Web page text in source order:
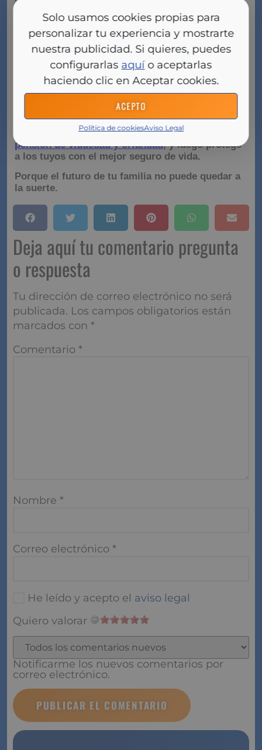
Solo usamos cookies propias para
personalizar tu experiencia y mostrarte
nuestra publicidad. Si quieres, puedes
configurarlas aquío aceptarlas
haciendo clic en Aceptar cookies.
ACEPTO
Política de cookiesAviso Legal
. Con una póliza adecuada, tu pareja podrá
recibir una cantidad suficiente para cubrir la
hipoteca, los estudios de los niños y mantener el
mismo nivel de vida.
Lo mejor es queun seguro de vida cuesta mucho
menos de lo que imaginasy puedes compararlo
¿Te imaginas perder a tu
familia por no haber pensado en esto a tiempo?
➡️No esperes más. Primero, calcula cuánto
recibirían si faltaras con lacalculadora de
pensión de viudedad y orfandad, y luego protege
a los tuyos con el mejor seguro de vida.
Porque el futuro de tu familia no puede quedar a
la suerte.
Deja aquí tu comentario pregunta
o respuesta
Tu dirección de correo electrónico no será
publicada. Los campos obligatorios están
marcados con *
Comentario *
Nombre *
Correo electrónico *
He leído y acepto el aviso legal
Quiero valorar
Notificarme los nuevos comentarios por
correo electrónico.